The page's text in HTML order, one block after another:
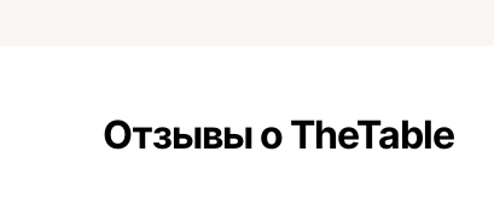
Отзывы о TheTable